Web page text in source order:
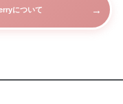
について →